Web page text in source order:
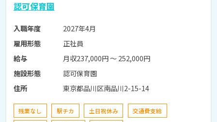
認可保育園
入職年度
2027年4月
雇用形態
正社員
給与
月収237,000円 〜 252,000円
施設形態
認可保育園
住所
東京都品川区南品川2-15-14
残業なし 駅チカ 土日祝休み
交通費支給